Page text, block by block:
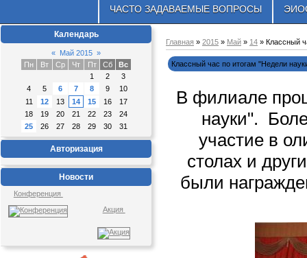
ЧАСТО ЗАДАВАЕМЫЕ ВОПРОСЫ
Календарь
« Май 2015 »
Пн
Вт Ср Чт Пт Сб
Вс
1
2
3
4
5 6 7 8 9
10
11
12 13 14 15 16
17
18
19 20 21 22 23
24
25
26 27 28 29 30 31
Авторизация
Новости
Конференция
Акция
Главная » 2015 » Май » 14 » Классный
Классный час по итогам "Недели
В филиале
науки".
участие в
столах и
были